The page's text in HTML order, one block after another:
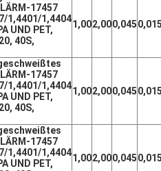
1,002,000,0450,015
1,002,000,0450,015
1,002,000,0450,015